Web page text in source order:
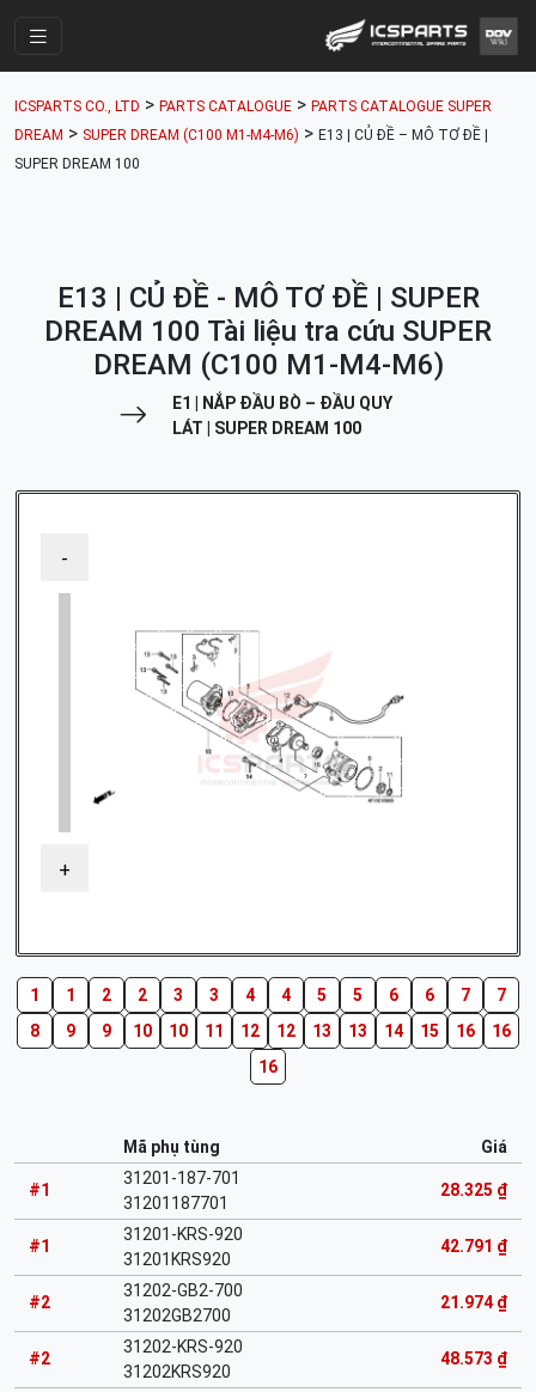
Cửa Hàng
Tài khoản
ICSPARTS CO., LTD > PARTS CATALOGUE > PARTS CATALOGUE SUPER
DREAM > SUPER DREAM (C100 M1-M4-M6) > E13 | CỦ ĐỀ – MÔ TƠ ĐỀ |
SUPER DREAM 100
E13 | CỦ ĐỀ - MÔ TƠ ĐỀ | SUPER
DREAM 100 Tài liệu tra cứu SUPER
DREAM (C100 M1-M4-M6)
E1 | NẮP ĐẦU BÒ – ĐẦU QUY
LÁT | SUPER DREAM 100
-
+
1 1 2 2 3 3 4 4 5 5 6 6 7
7
8
9 9 10 10 11 12 12 13 13 14 15 16
16
16
Mã phụ tùng Giá
#1
31201-187-701
31201187701
28.325 ₫
#1
31201-KRS-920
31201KRS920
42.791 ₫
#2
31202-GB2-700
31202GB2700
21.974 ₫
#2
31202-KRS-920
31202KRS920
48.573 ₫